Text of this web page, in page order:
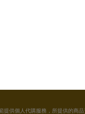
提供個人代購服務，所提供的商